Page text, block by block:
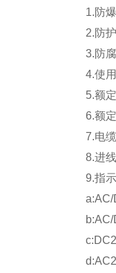
1.防
2.防
3.防
4.使
5.额
6.额
7.电
8.进
9.指
a:AC/